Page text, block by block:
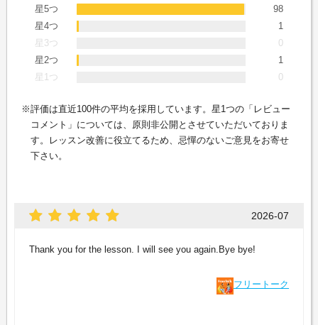
星5つ
98
星4つ
1
星3つ
0
星2つ
1
星1つ
0
評価は直近100件の平均を採用しています。星1つの「レビュー
コメント」については、原則非公開とさせていただいておりま
す。レッスン改善に役立てるため、忌憚のないご意見をお寄せ
下さい。
2026-07
Thank you for the lesson. I will see you again.Bye bye!
フリートーク